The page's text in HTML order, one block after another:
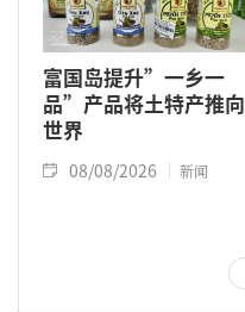
富国岛提升”一乡一
品”产品将土特产推向
世界
08/08/2026 新闻